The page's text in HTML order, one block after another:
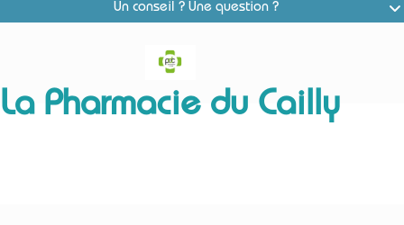
Un conseil ? Une question ?
La Pharmacie du Cailly